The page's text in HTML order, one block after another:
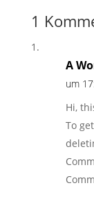
1
A
um
Hi,
To